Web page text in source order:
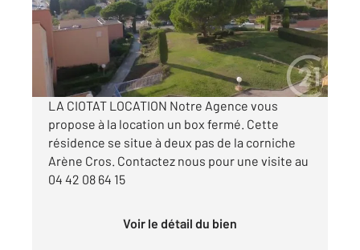
Parking à louer
110 €
par mois charges comprises
LA CIOTAT LOCATION Notre Agence vous
propose à la location un box fermé. Cette
résidence se situe à deux pas de la corniche
Arène Cros. Contactez nous pour une visite au
04 42 08 64 15
Voir le détail du bien